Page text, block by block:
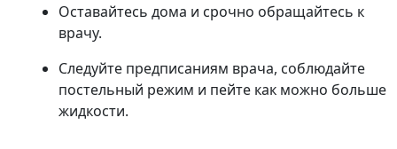
Оставайтесь дома и срочно обращайтесь к
врачу.
Следуйте предписаниям врача, соблюдайте
постельный режим и пейте как можно больше
жидкости.